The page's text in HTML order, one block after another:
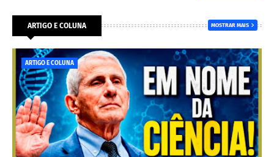
ARTIGO E COLUNA MOSTRAR MAIS
ARTIGO E COLUNA